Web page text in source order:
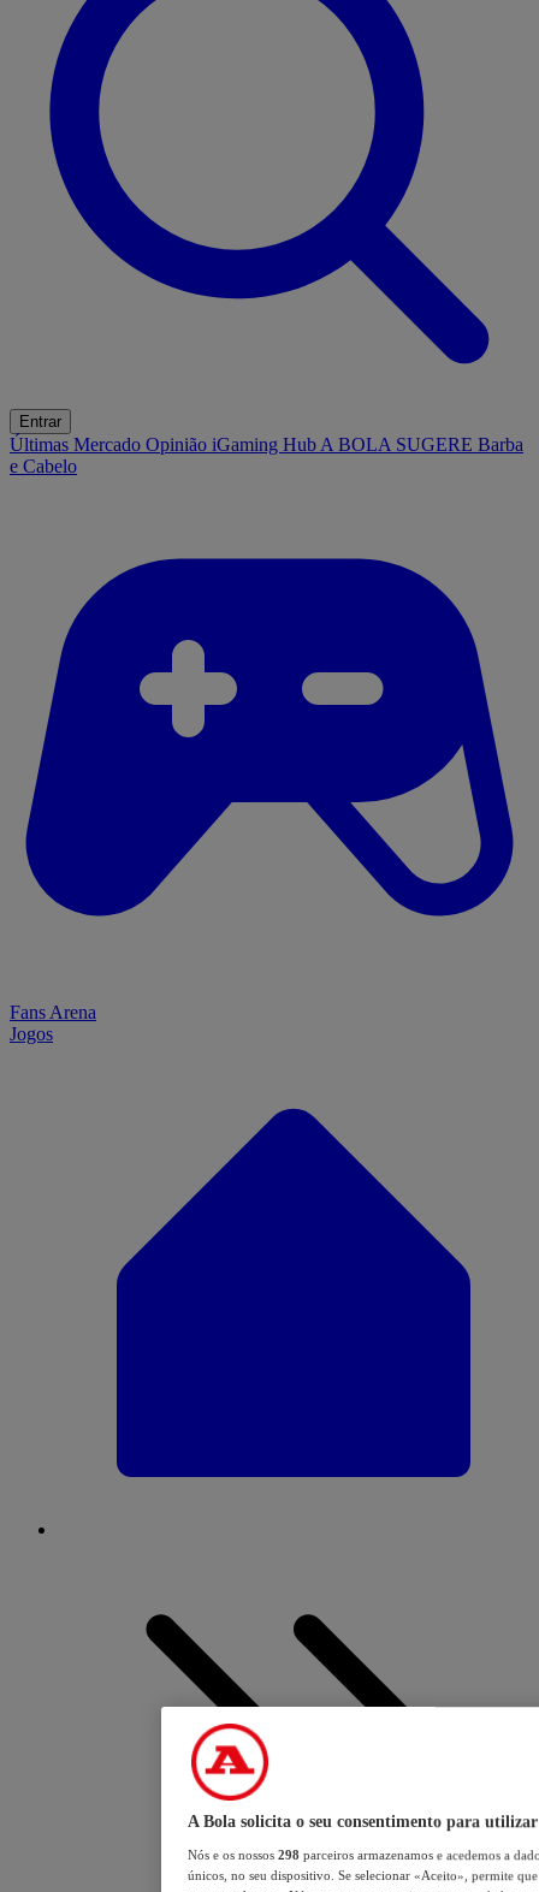
Entrar
Últimas Mercado Opinião iGaming Hub A BOLA SUGERE Barba
e Cabelo
Fans Arena
Jogos
A Bola solicita o seu consentimento para utilizar
Nós e os nossos 298 parceiros armazenamos e acedemos a
únicos, no seu dispositivo. Se selecionar «Aceito», permite